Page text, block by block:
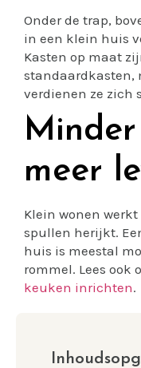
Onder de trap,
in een klein huis
Kasten op maat
standaardkasten,
verdienen ze zich
meer
Klein wonen
spullen herijkt.
huis is meestal
rommel. Lees ook
keuken inrichten.